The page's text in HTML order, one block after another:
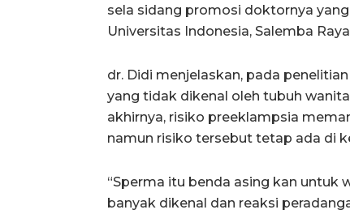
sela sidang promosi doktornya
Universitas Indonesia, Salemba
dr. Didi menjelaskan, pada
yang tidak dikenal oleh tubuh
akhirnya, risiko preeklampsia
namun risiko tersebut tetap ada di
“Sperma itu benda asing kan untuk
banyak dikenal dan reaksi